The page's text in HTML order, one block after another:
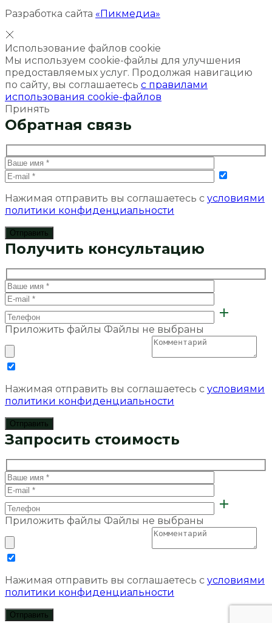
Разработка сайта «Пикмедиа»
Использование файлов cookie
Мы используем cookie-файлы для улучшения
предоставляемых услуг. Продолжая навигацию
по сайту, вы соглашаетесь с правилами
использования cookie-файлов
Принять
Обратная связь
Нажимая отправить вы соглашаетесь с условиями
политики конфиденциальности
Получить консультацию
Приложить файлы Файлы не выбраны
Нажимая отправить вы соглашаетесь с условиями
политики конфиденциальности
Запросить стоимость
Приложить файлы Файлы не выбраны
Нажимая отправить вы соглашаетесь с условиями
политики конфиденциальности